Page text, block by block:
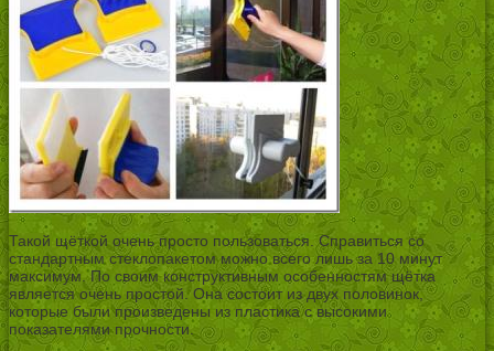
Такой щёткой очень просто пользоваться. Справиться со
стандартным стеклопакетом можно всего лишь за 10 минут
максимум. По своим конструктивным особенностям щётка
является очень простой. Она состоит из двух половинок,
которые были произведены из пластика с высокими
показателями прочности.